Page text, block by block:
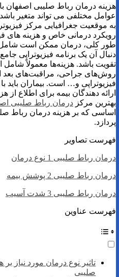
هزینه درمان رباط صلیبی اصفهان با
عوامل مختلفی می تواند متغیر
به موقعیت جغرافیایی مرکز
رویکرد درمانی خاص و هزینه های
طور کلی، درمان ممکن است شامل
دنبال آن یک برنامه فیزیوتراپی
تقویت باشد. هزینه‌ها معمولاً شامل
روش‌های جراحی، مراقبت‌های بعد
فیزیوتراپی و… است. بیماران
ارائه دهندگان بیمه برای اطلاع از
بهترین مرکز درمان رباط صلیبی
اساسی که بر هزینه درمان رباط
پردازد.
فهرست تصاویر
درمان رباط صلیبی 1 نوع درمان
درمان رباط صلیبی 2 پوشش بیمه
درمان رباط صلیبی 3 شدت آسیب
فهرست عناوین
تاثیر نوع درمان مورد نیاز
صلیبی